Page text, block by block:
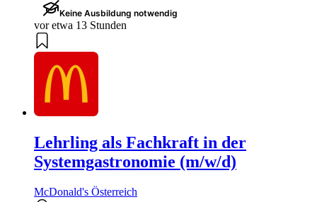
Keine Ausbildung notwendig
vor etwa 13 Stunden
Lehrling als Fachkraft in der
Systemgastronomie (m/w/d)
McDonald's Österreich